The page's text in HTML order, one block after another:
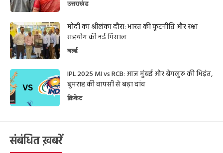
उत्तराखंड
मोदी का श्रीलंका दौरा: भारत की कूटनीति और रक्षा
सहयोग की नई मिसाल
वर्ल्ड
IPL 2025 MI vs RCB: आज मुंबई और बेंगलुरु की भिड़ंत,
बुमराह की वापसी से बढ़ा दांव
क्रिकेट
संबंधित ख़बरें